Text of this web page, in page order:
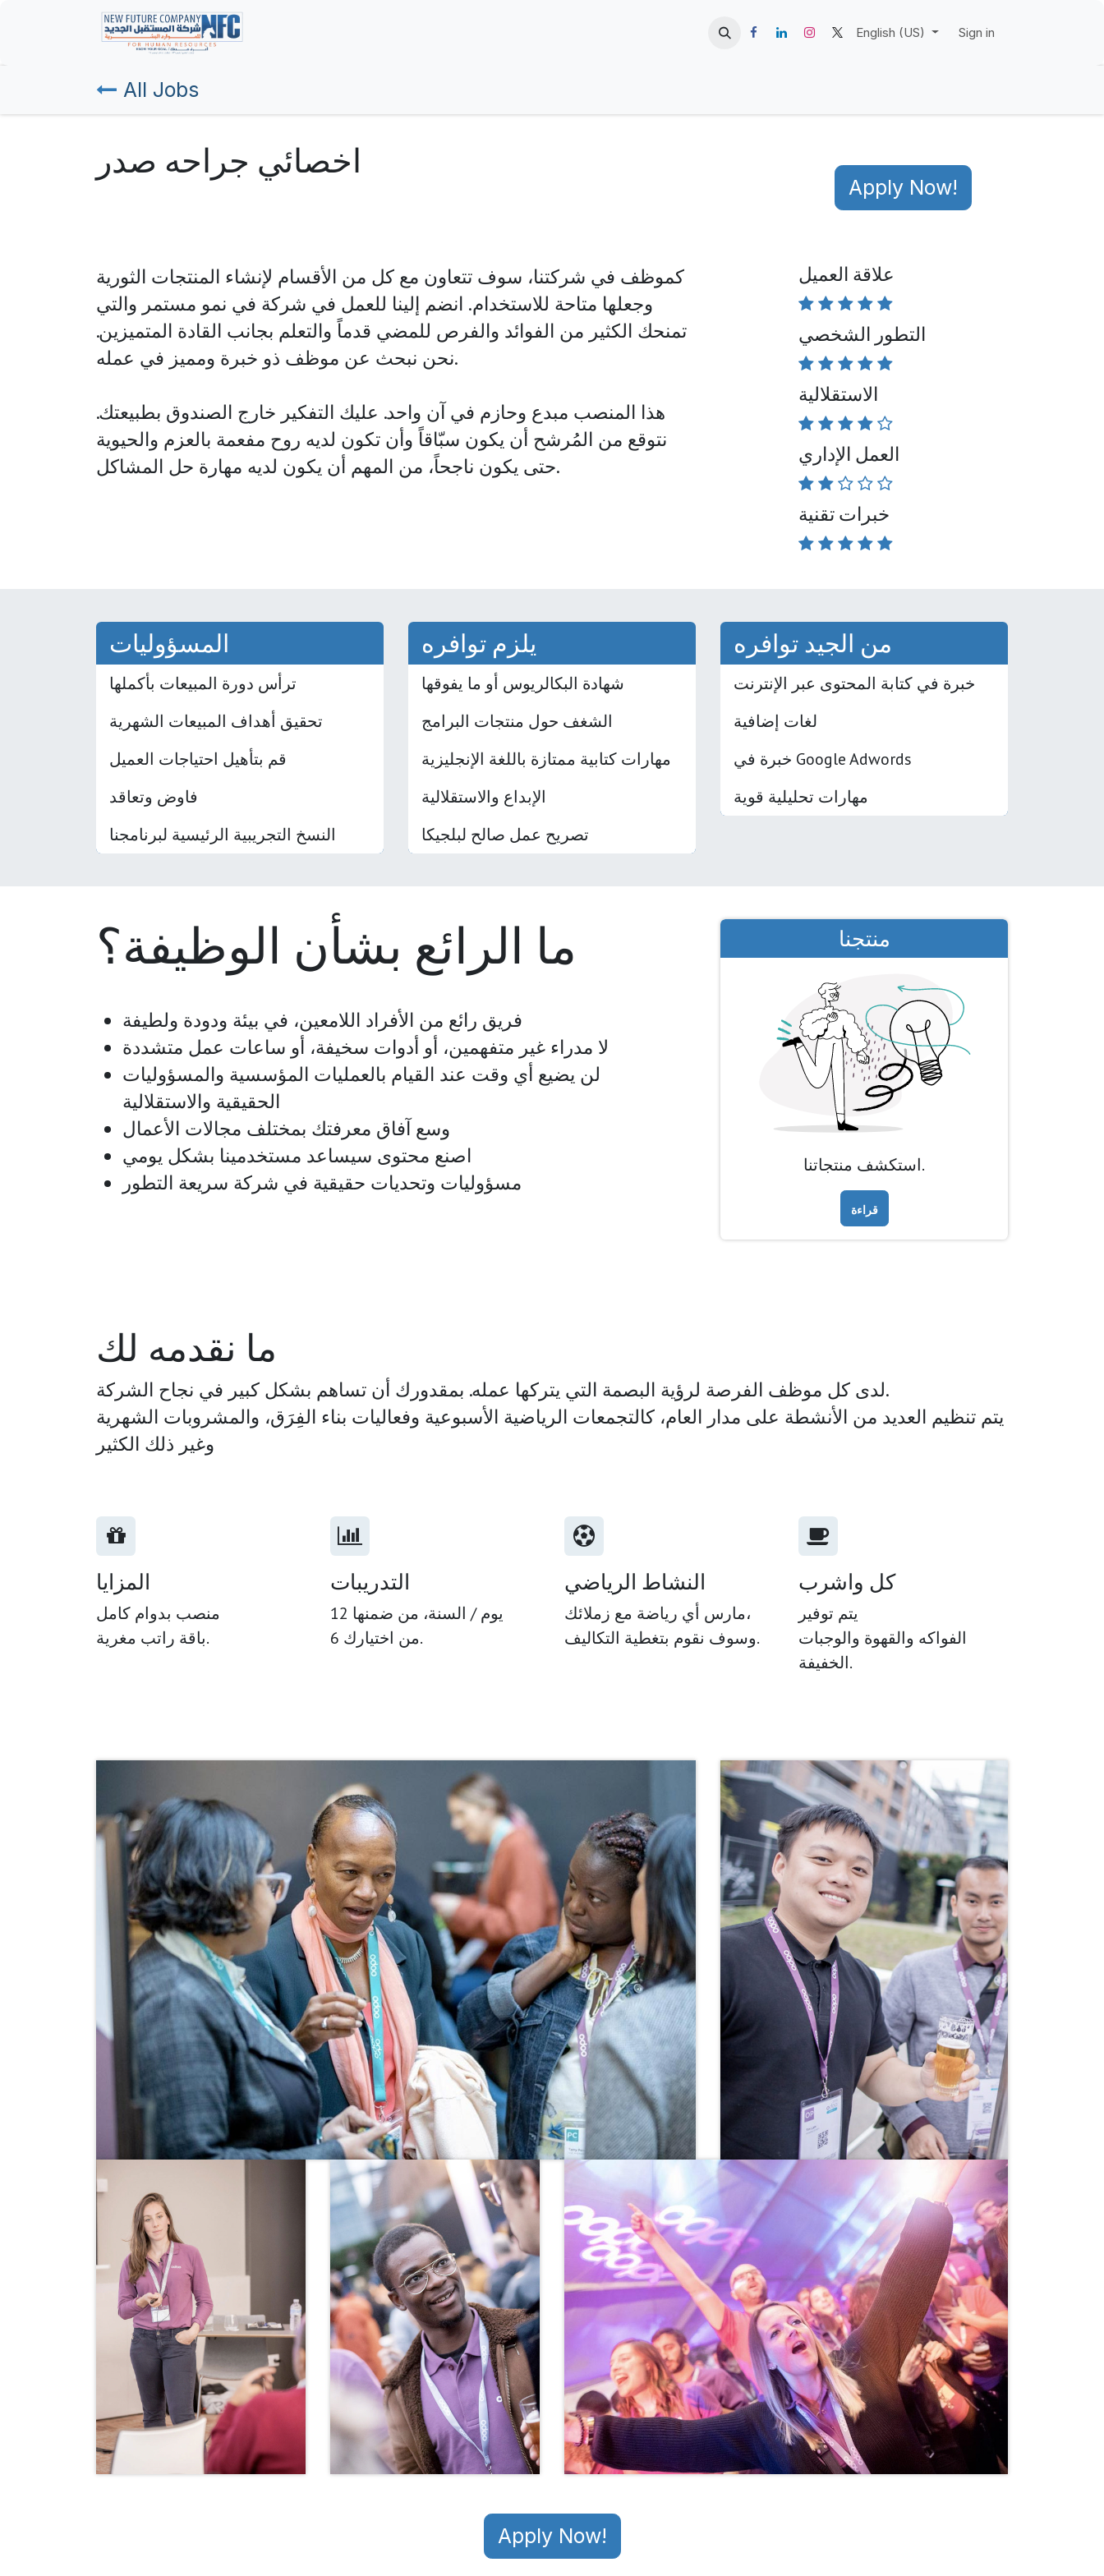
Skip to Content
English (US) Sign in
All Jobs
اخصائي جراحه صدر
Apply Now!
كموظف في شركتنا، سوف تتعاون مع كل من الأقسام لإنشاء المنتجات الثورية
وجعلها متاحة للاستخدام. انضم إلينا للعمل في شركة في نمو مستمر والتي
تمنحك الكثير من الفوائد والفرص للمضي قدماً والتعلم بجانب القادة المتميزين.
نحن نبحث عن موظف ذو خبرة ومميز في عمله.
هذا المنصب مبدع وحازم في آن واحد. عليك التفكير خارج الصندوق بطبيعتك.
نتوقع من المُرشح أن يكون سبّاقاً وأن تكون لديه روح مفعمة بالعزم والحيوية
حتى يكون ناجحاً، من المهم أن يكون لديه مهارة حل المشاكل.
علاقة العميل
التطور الشخصي
الاستقلالية
العمل الإداري
خبرات تقنية
المسؤوليات
ترأس دورة المبيعات بأكملها
تحقيق أهداف المبيعات الشهرية
قم بتأهيل احتياجات العميل
فاوض وتعاقد
النسخ التجريبية الرئيسية لبرنامجنا
يلزم توافره
شهادة البكالريوس أو ما يفوقها
الشغف حول منتجات البرامج
مهارات كتابية ممتازة باللغة الإنجليزية
الإبداع والاستقلالية
تصريح عمل صالح لبلجيكا
من الجيد توافره
خبرة في كتابة المحتوى عبر الإنترنت
لغات إضافية
خبرة في Google Adwords
مهارات تحليلية قوية
ما الرائع بشأن الوظيفة؟
فريق رائع من الأفراد اللامعين، في بيئة ودودة ولطيفة
لا مدراء غير متفهمين، أو أدوات سخيفة، أو ساعات عمل متشددة
لن يضيع أي وقت عند القيام بالعمليات المؤسسية والمسؤوليات
الحقيقية والاستقلالية
وسع آفاق معرفتك بمختلف مجالات الأعمال
اصنع محتوى سيساعد مستخدمينا بشكل يومي
مسؤوليات وتحديات حقيقية في شركة سريعة التطور
منتجنا
استكشف منتجاتنا.
قراءة
ما نقدمه لك
لدى كل موظف الفرصة لرؤية البصمة التي يتركها عمله. بمقدورك أن تساهم بشكل كبير في نجاح الشركة.
يتم تنظيم العديد من الأنشطة على مدار العام، كالتجمعات الرياضية الأسبوعية وفعاليات بناء الفِرَق، والمشروبات الشهرية
وغير ذلك الكثير
المزايا
منصب بدوام كامل
باقة راتب مغرية.
التدريبات
12 يوم / السنة، من ضمنها
6 من اختيارك.
النشاط الرياضي
مارس أي رياضة مع زملائك،
وسوف نقوم بتغطية التكاليف.
كل واشرب
يتم توفير
الفواكه والقهوة والوجبات
الخفيفة.
Apply Now!